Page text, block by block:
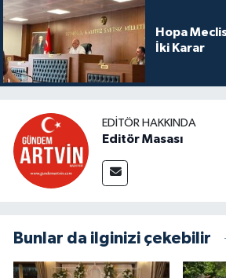
Hopa
İki Karar
EDITÖR HAKKINDA
Editör Masası
Bunlar da ilginizi çekebilir